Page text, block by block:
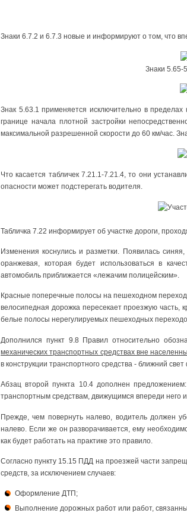
Знаки 6.7.2 и 6.7.3 новые и информируют о том, что
Знаки 5.65-
Знак 5.63.1 применяется исключительно в
границе начала плотной застройки
максимальной разрешенной скорости до 60 км/час.
Что касается табличек 7.21.1-7.21.4, то они
опасности может подстерегать водителя.
Табличка 7.22 информирует об участке дороги,
Изменения коснулись и разметки. Появилась
оранжевая, которая будет использоваться в
автомобиль приближается «лежачим полицейским».
Красные поперечные полосы на пешеходном
велосипедная дорожка пересекает проезжую
белые полосы нерегулируемых пешеходных
Дополнился пункт 9.8 Правил относительно
механических транспортных средствах вне
в конструкции транспортного средства - ближний
Абзац второй пункта 10.4 дополнен
транспортным средствам, движущимся впереди него
Прежде, чем повернуть налево, водитель должен
налево. Если же он разворачивается, ему
как будет работать на практике это правило.
Согласно пункту 15.15 ПДД на проезжей части
средств, за исключением случаев:
Оформление ДТП;
Выполнение дорожных работ или работ,